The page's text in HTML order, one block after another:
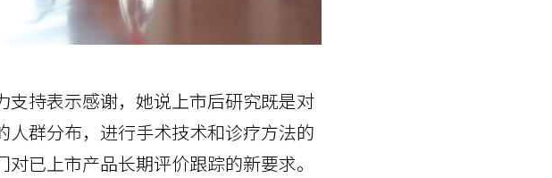
持表示感谢，她说上市后研究既是对
群分布，进行手术技术和诊疗方法的
已上市产品长期评价跟踪的新要求。